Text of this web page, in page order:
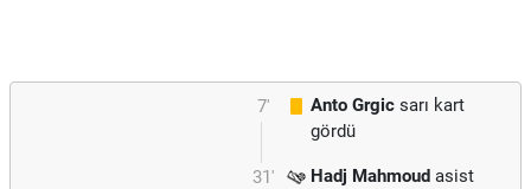
7' Anto Grgic sarı kart
gördü
31' Hadj Mahmoud asist